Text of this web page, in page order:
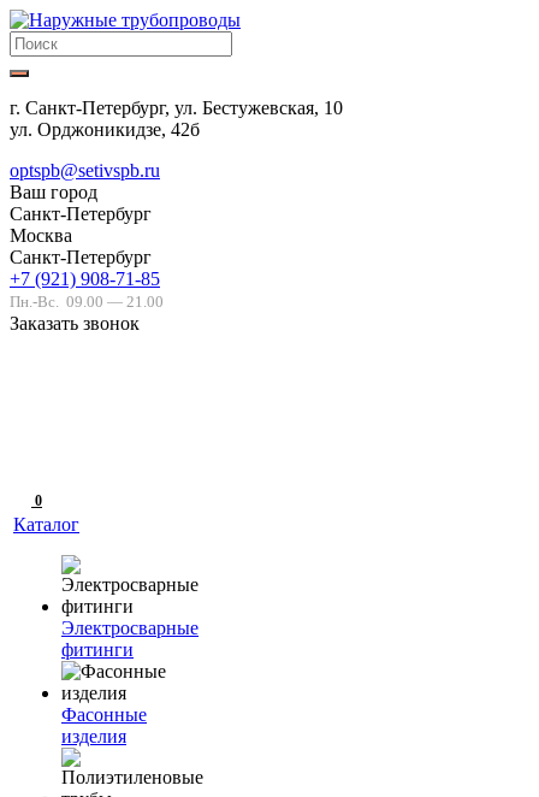
г. Санкт-Петербург, ул. Бестужевская, 10
ул. Орджоникидзе, 42б
optspb@setivspb.ru
Ваш город
Санкт-Петербург
Москва
Санкт-Петербург
+7 (921) 908-71-85
Пн.-Вс. 09.00 — 21.00
Заказать звонок
0
Каталог
Электросварные
фитинги
Фасонные
изделия